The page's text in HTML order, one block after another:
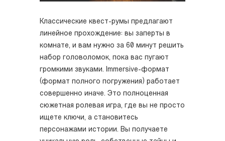
Классические квест-румы предлагают
линейное прохождение: вы заперты в
комнате, и вам нужно за 60 минут решить
набор головоломок, пока вас пугают
громкими звуками. Immersive-формат
(формат полного погружения) работает
совершенно иначе. Это полноценная
сюжетная ролевая игра, где вы не просто
ищете ключи, а становитесь
персонажами истории. Вы получаете